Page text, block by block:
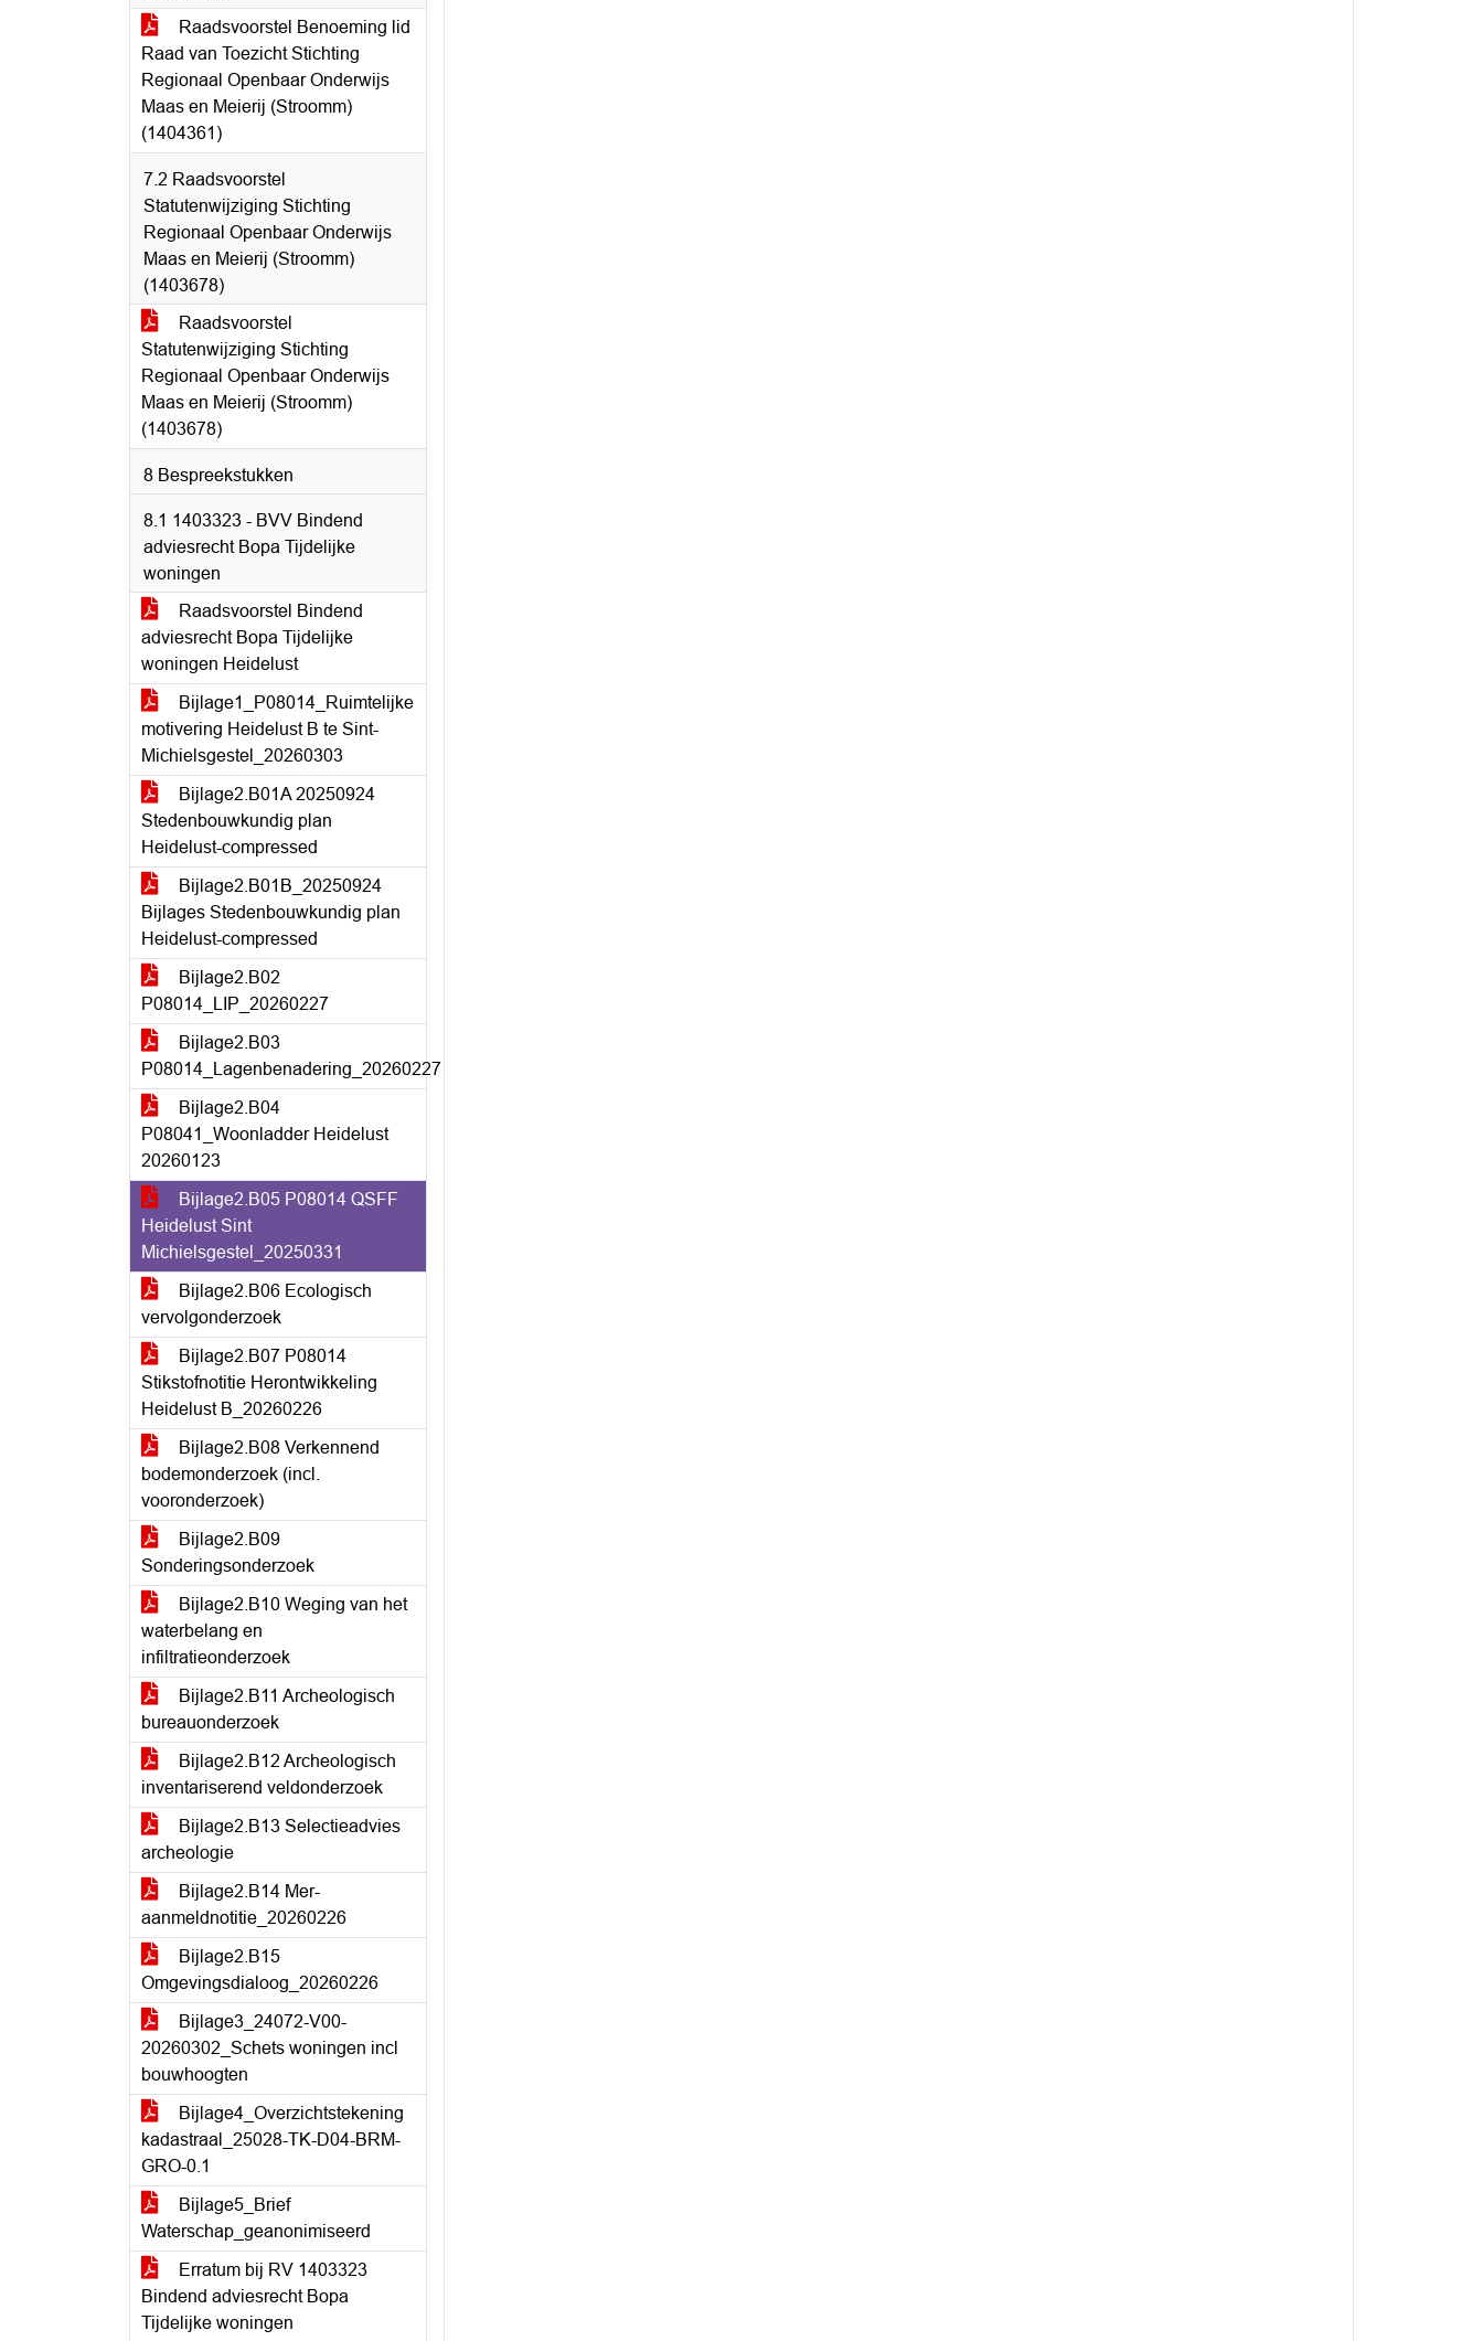
Raadsvoorstel Benoeming lid
Raad van Toezicht Stichting
Regionaal Openbaar Onderwijs
Maas en Meierij (Stroomm)
(1404361)
7.2 Raadsvoorstel
Statutenwijziging Stichting
Regionaal Openbaar Onderwijs
Maas en Meierij (Stroomm)
(1403678)
Raadsvoorstel
Statutenwijziging Stichting
Regionaal Openbaar Onderwijs
Maas en Meierij (Stroomm)
(1403678)
8 Bespreekstukken
8.1 1403323 - BVV Bindend
adviesrecht Bopa Tijdelijke
woningen
Raadsvoorstel Bindend
adviesrecht Bopa Tijdelijke
woningen Heidelust
Bijlage1_P08014_Ruimtelijke
motivering Heidelust B te Sint-
Michielsgestel_20260303
Bijlage2.B01A 20250924
Stedenbouwkundig plan
Heidelust-compressed
Bijlage2.B01B_20250924
Bijlages Stedenbouwkundig plan
Heidelust-compressed
Bijlage2.B02
P08014_LIP_20260227
Bijlage2.B03
P08014_Lagenbenadering_20260227
Bijlage2.B04
P08041_Woonladder Heidelust
20260123
Bijlage2.B05 P08014 QSFF
Heidelust Sint
Michielsgestel_20250331
Bijlage2.B06 Ecologisch
vervolgonderzoek
Bijlage2.B07 P08014
Stikstofnotitie Herontwikkeling
Heidelust B_20260226
Bijlage2.B08 Verkennend
bodemonderzoek (incl.
vooronderzoek)
Bijlage2.B09
Sonderingsonderzoek
Bijlage2.B10 Weging van het
waterbelang en
infiltratieonderzoek
Bijlage2.B11 Archeologisch
bureauonderzoek
Bijlage2.B12 Archeologisch
inventariserend veldonderzoek
Bijlage2.B13 Selectieadvies
archeologie
Bijlage2.B14 Mer-
aanmeldnotitie_20260226
Bijlage2.B15
Omgevingsdialoog_20260226
Bijlage3_24072-V00-
20260302_Schets woningen incl
bouwhoogten
Bijlage4_Overzichtstekening
kadastraal_25028-TK-D04-BRM-
GRO-0.1
Bijlage5_Brief
Waterschap_geanonimiseerd
Erratum bij RV 1403323
Bindend adviesrecht Bopa
Tijdelijke woningen